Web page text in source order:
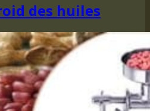
des huiles